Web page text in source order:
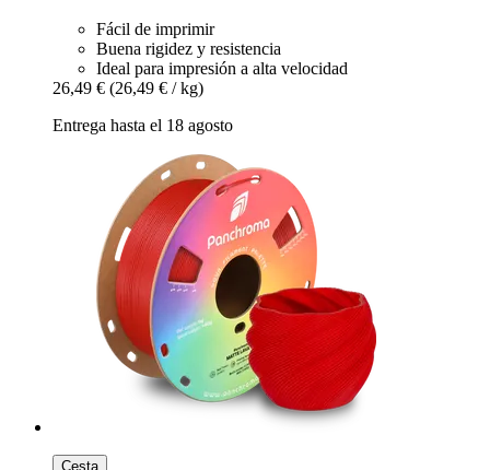
Fácil de imprimir
Buena rigidez y resistencia
Ideal para impresión a alta velocidad
26,49 € (26,49 € / kg)
Entrega hasta el 18 agosto
Cesta